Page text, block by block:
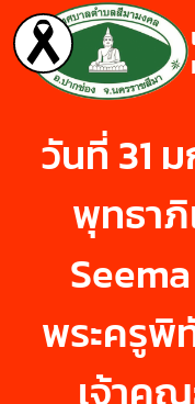
วันที่ 31
พุทธา
พระครูพิ
เจ้าค